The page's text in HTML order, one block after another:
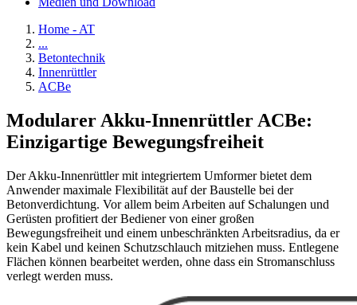
Home - AT
...
Betontechnik
Innenrüttler
ACBe
Modularer Akku-Innenrüttler ACBe:
Einzigartige Bewegungsfreiheit
Der Akku-Innenrüttler mit integriertem Umformer bietet dem
Anwender maximale Flexibilität auf der Baustelle bei der
Betonverdichtung. Vor allem beim Arbeiten auf Schalungen und
Gerüsten profitiert der Bediener von einer großen
Bewegungsfreiheit und einem unbeschränkten Arbeitsradius, da er
kein Kabel und keinen Schutzschlauch mitziehen muss. Entlegene
Flächen können bearbeitet werden, ohne dass ein Stromanschluss
verlegt werden muss.